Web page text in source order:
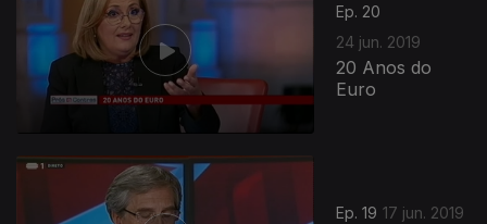
Ep. 20
24 jun. 2019
20 Anos do
Euro
Ep. 19 17 jun. 2019